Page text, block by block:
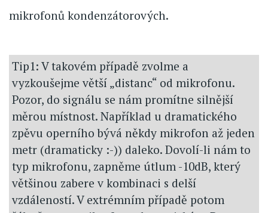
mikrofonů kondenzátorových.
Tip1: V takovém případě zvolme a
vyzkoušejme větší „distanc“ od mikrofonu.
Pozor, do signálu se nám promítne silnější
měrou místnost. Například u dramatického
zpěvu operního bývá někdy mikrofon až jeden
metr (dramaticky :-)) daleko. Dovolí-li nám to
typ mikrofonu, zapněme útlum -10dB, který
většinou zabere v kombinaci s delší
vzdáleností. V extrémním případě potom